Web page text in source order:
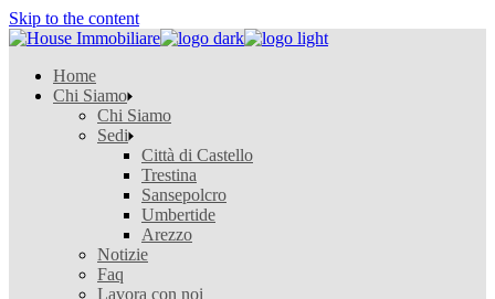
Skip to the content
Home
Chi Siamo
Chi Siamo
Sedi
Città di Castello
Trestina
Sansepolcro
Umbertide
Arezzo
Notizie
Faq
Lavora con noi